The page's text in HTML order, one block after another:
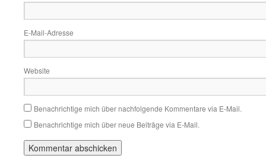
E-Mail-Adresse
Website
Benachrichtige mich über nachfolgende Kommentare via E-Mail.
Benachrichtige mich über neue Beiträge via E-Mail.